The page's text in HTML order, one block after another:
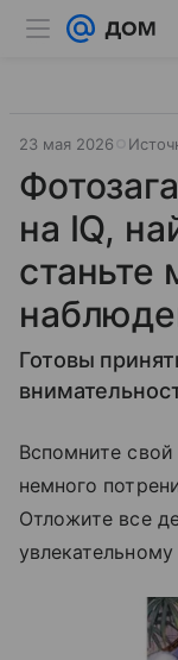
23 мая 2026
на IQ,
станьте
Готовы
Вспомните
немного
Отложите все